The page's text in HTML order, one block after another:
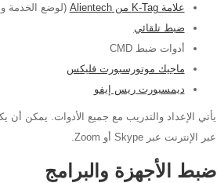
علامة K-Tag من Alientech
(لوضع الخدمة
ضبط تلقائي
أدوات ضبط CMD
ماجيك موتورسبورت فليكس
ديمسبورت ريس إيفو
يأتي الإعداد والتدريب مع جميع الأدوات. يمكن أن
عبر الإنترنت عبر Skype أو Zoom.
ضبط الأجهزة والبرامج